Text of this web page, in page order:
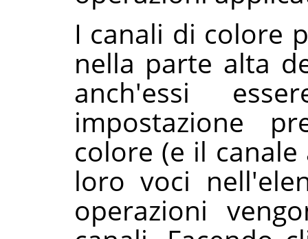
I canali di colore
nella parte alta
anch'essi
impostazione
colore (e il
loro voci
operazioni